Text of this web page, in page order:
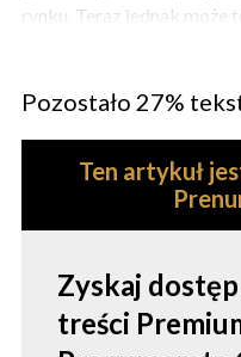
rynku. Teraz jednak może
Pozostało 27%
Ten artykuł
Zyskaj
treści